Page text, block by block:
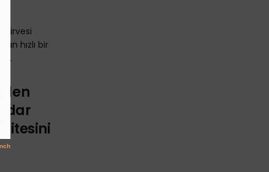
Zirvesi
hızlı bir
...